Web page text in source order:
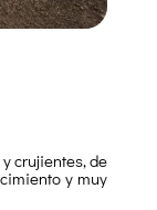
crujientes, de
y muy